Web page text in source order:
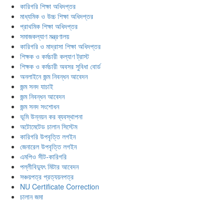
কারিগরি শিক্ষা অধিদপ্তর
মাধ্যমিক ও উচ্চ শিক্ষা অধিদপ্তর
প্রাথমিক শিক্ষা অধিদপ্তর
সমাজকল্যাণ মন্ত্রণালয়
কারিগরি ও মাদ্রাসা শিক্ষা অধিদপ্তর
শিক্ষক ও কর্মচারী কল্যাণ ট্রাস্ট
শিক্ষক ও কর্মচারী অবসর সুবিধা বোর্ড
অনলাইনে জন্ম নিবন্ধন আবেদন
জন্ম সনদ যাচাই
জন্ম নিবন্ধন আবেদন
জন্ম সনদ সংশোধন
ভূমি উন্নয়ন কর ব্যবস্থাপনা
অটোমেটেড চালান সিস্টেম
কারিগরি উপবৃত্তি লগইন
জেনারেল উপবৃত্তি লগইন
এমপিও সীট-কারিগরি
পল্লীবিদ্যুৎ মিটার আবেদন
সঞ্চয়পত্র প্রত্যয়নপত্র
NU Certificate Correction
চালান জমা